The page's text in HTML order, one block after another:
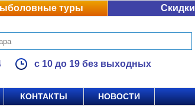
туры Скидки
с 10 до 19 без выходных
КОНТАКТЫ НОВОСТИ